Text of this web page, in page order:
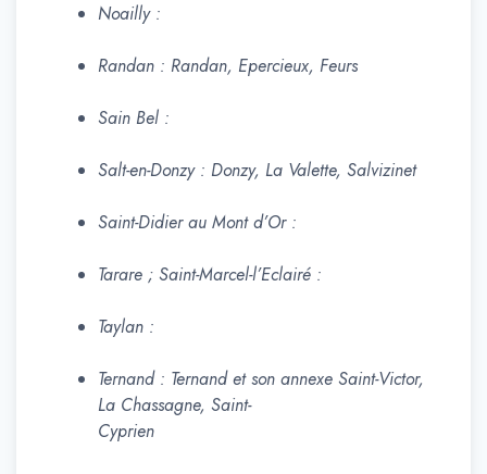
Noailly :
Randan : Randan, Epercieux, Feurs
Sain Bel :
Salt-en-Donzy : Donzy, La Valette, Salvizinet
Saint-Didier au Mont d’Or :
Tarare ; Saint-Marcel-l’Eclairé :
Taylan :
Ternand : Ternand et son annexe Saint-Victor,
La Chassagne, Saint-
Cyprien